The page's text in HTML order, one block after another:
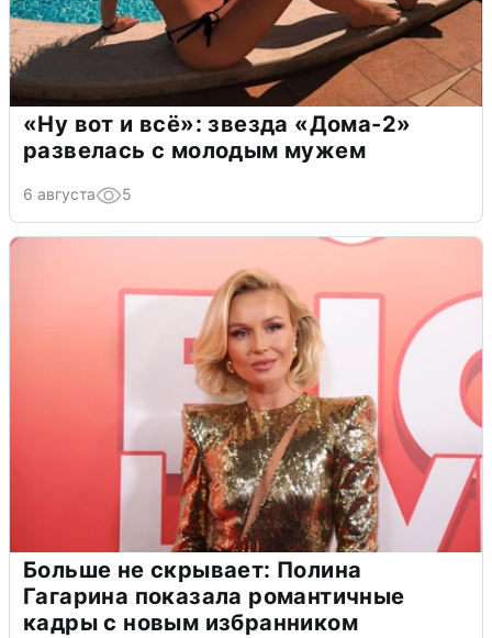
«Ну вот и всё»: звезда «Дома-2»
развелась с молодым мужем
6 августа 5
Больше не скрывает: Полина
Гагарина показала романтичные
кадры с новым избранником